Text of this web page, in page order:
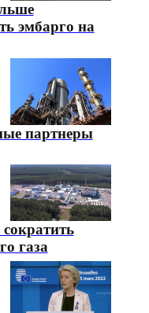
эмбарго на
партнеры
газа